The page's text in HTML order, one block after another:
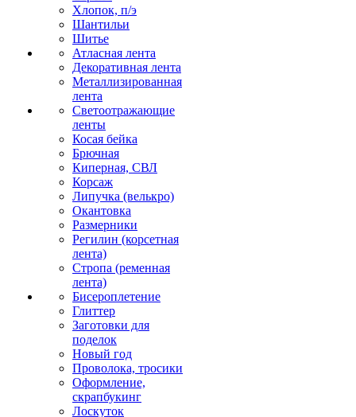
Хлопок, п/э
Шантильи
Шитье
Атласная лента
Декоративная лента
Металлизированная
лента
Светоотражающие
ленты
Косая бейка
Брючная
Киперная, СВЛ
Корсаж
Липучка (велькро)
Окантовка
Размерники
Регилин (корсетная
лента)
Стропа (ременная
лента)
Бисероплетение
Глиттер
Заготовки для
поделок
Новый год
Проволока, тросики
Оформление,
скрапбукинг
Лоскуток